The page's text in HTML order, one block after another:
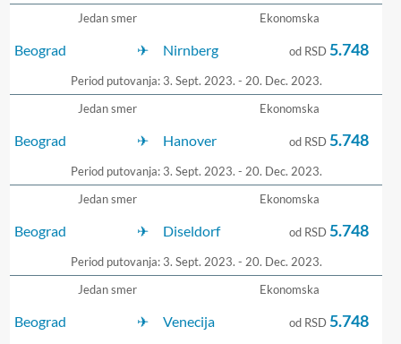
Jedan smer
Beograd Nirnberg
Ekonomska
Period putovanja: 3. Sept. 2023. - 20. Dec. 2023.
od RSD5.748
Jedan smer
Beograd Hanover
Ekonomska
Period putovanja: 3. Sept. 2023. - 20. Dec. 2023.
od RSD5.748
Jedan smer
Beograd Diseldorf
Ekonomska
Period putovanja: 3. Sept. 2023. - 20. Dec. 2023.
od RSD5.748
Jedan smer
Beograd Venecija
Ekonomska
od RSD5.748